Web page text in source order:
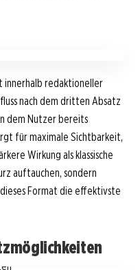
innerhalb redaktioneller
nach dem dritten Absatz
dem Nutzer bereits
für maximale Sichtbarkeit,
Wirkung als klassische
auftauchen, sondern
Format die effektivste